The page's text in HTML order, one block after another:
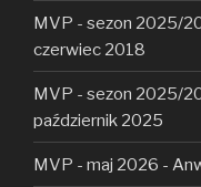
MVP - sezon 2025/
czerwiec 2018
MVP - sezon 2025/
październik 2025
MVP - maj 2026 -